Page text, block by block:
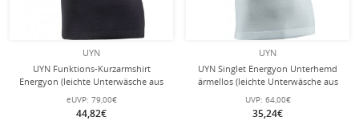
UYN
UYN Funktions-Kurzarmshirt
Energyon (leichte Unterwäsche aus
biobasiertem NATEX) enganliegend
schwarz Herren
eUVP: 79,00€
44,82€
UYN
UYN Singlet Energyon Unterhemd
ärmellos (leichte Unterwäsche aus
biobasiertem NATEX) enganliegend
weiss Herren
UVP: 64,00€
35,24€